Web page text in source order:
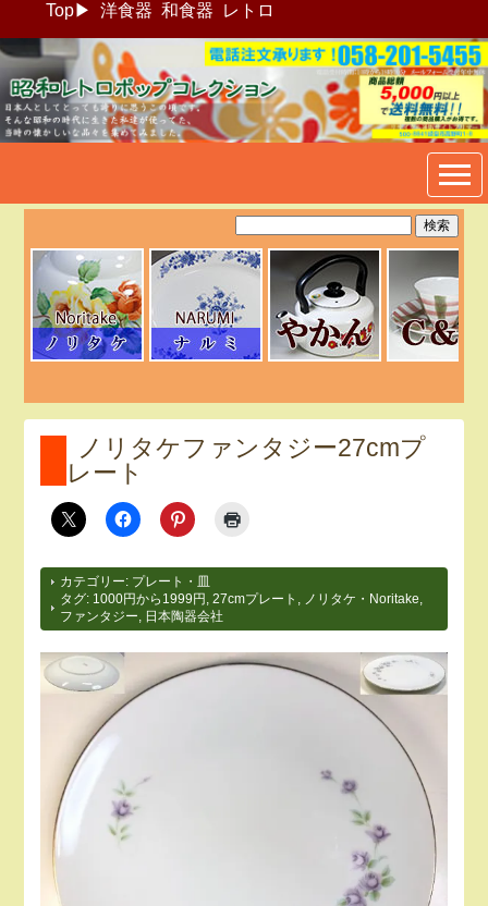
Top▶ 洋食器 和食器 レトロ
昭和レトロポップ食器生活雑
貨通販＠フリマート
ノリタケファンタジー27cmプ
レート
カテゴリー: プレート・皿
タグ: 1000円から1999円 ,27cmプレート ノリタケ・Noritake
ファンタジー
日本陶器会社